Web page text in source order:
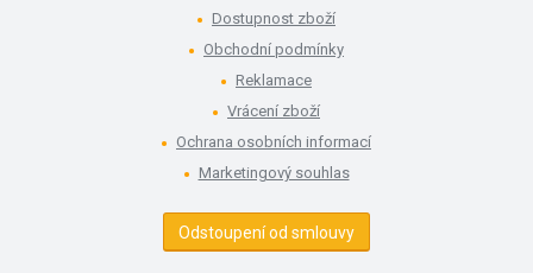
Dostupnost zboží
Obchodní podmínky
Reklamace
Vrácení zboží
Ochrana osobních informací
Marketingový souhlas
Odstoupení od smlouvy